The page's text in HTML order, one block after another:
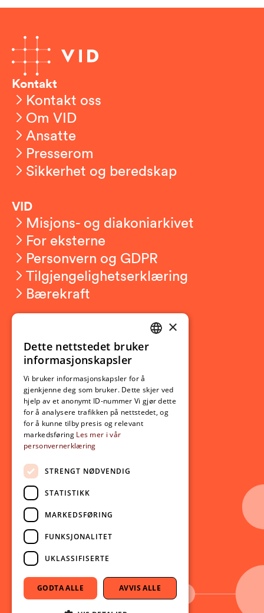
Kontakt
Kontakt oss
Om VID
Ansatte
Presserom
Sikkerhet og beredskap
VID
Misjons- og diakoniarkivet
For eksterne
Personvern og GDPR
Tilgjengelighetserklæring
Bærekraft
Ny student
Utveksling
Opptak
Lov- og regelverk
Aktuelt
Nyheter
Arrangementer
Nyhetsbrev
Ledige stillinger
Følg oss på sosiale medier:
Facebook
Instagram
Youtube
LinkedIn
TikTok
NORWEGIAN
×
Dette nettstedet bruker
informasjonskapsler
Vi bruker informasjonskapsler for å
gjenkjenne deg som bruker. Dette skjer ved
hjelp av et anonymt ID-nummer Vi gjør dette
for å analysere trafikken på nettstedet, og
for å kunne tilby presis og relevant
markedsføring Les mer i vår
personvernerklæring
STRENGT NØDVENDIG
STATISTIKK
MARKEDSFØRING
FUNKSJONALITET
UKLASSIFISERTE
GODTA ALLE AVVIS ALLE